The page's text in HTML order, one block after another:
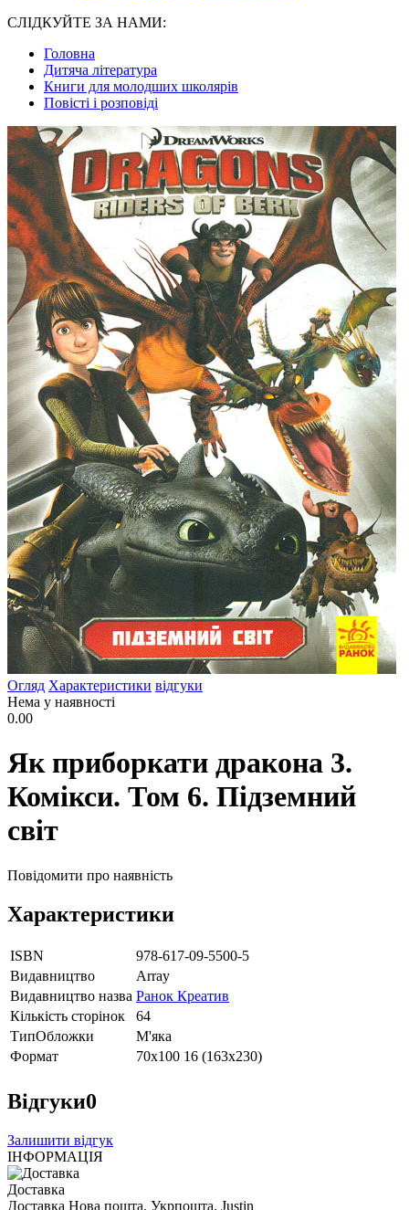
СЛІДКУЙТЕ ЗА НАМИ:
Головна
Дитяча література
Книги для молодших школярів
Повісті і розповіді
Огляд Характеристики відгуки
Нема у наявності
0.00
Як приборкати дракона 3.
Комікси. Том 6. Підземний
світ
Повідомити про наявність
Характеристики
ISBN
978-617-09-5500-5
Видавництво
Array
Видавництво назва Ранок Креатив
Кількість сторінок
64
ТипОбложки
М'яка
Формат
70х100 16 (163х230)
Відгуки0
Залишити відгук
ІНФОРМАЦІЯ
Доставка
Доставка Нова пошта, Укрпошта, Justin